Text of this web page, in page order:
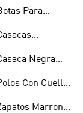
Para
Negra
Con Cuello
Marron